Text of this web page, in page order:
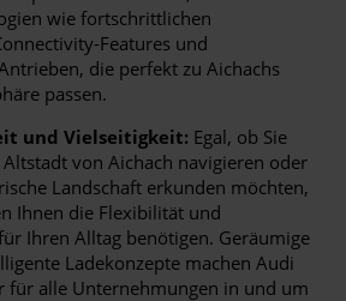
wie fortschrittlichen
Features und
die perfekt zu Aichachs
passen.
und Vielseitigkeit: Egal, ob Sie
von Aichach navigieren oder
Landschaft erkunden möchten,
Ihnen die Flexibilität und
Ihren Alltag benötigen. Geräumige
Ladekonzepte machen Audi
für alle Unternehmungen in und um